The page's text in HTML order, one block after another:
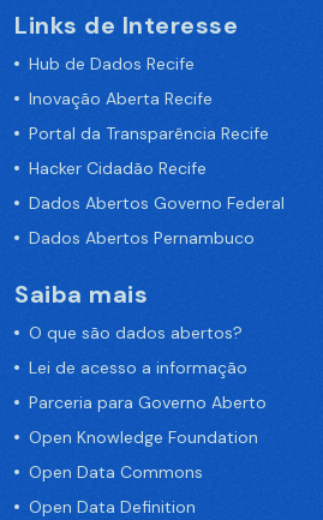
Links de Interesse
Hub de Dados Recife
Inovação Aberta Recife
Portal da Transparência Recife
Hacker Cidadão Recife
Dados Abertos Governo Federal
Dados Abertos Pernambuco
Saiba mais
O que são dados abertos?
Lei de acesso a informação
Parceria para Governo Aberto
Open Knowledge Foundation
Open Data Commons
Open Data Definition